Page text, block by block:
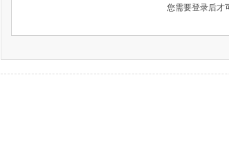
您需要登录后才